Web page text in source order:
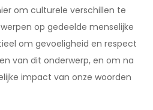
om culturele verschillen te
op gedeelde menselijke
om gevoeligheid en respect
van dit onderwerp, en om na
impact van onze woorden